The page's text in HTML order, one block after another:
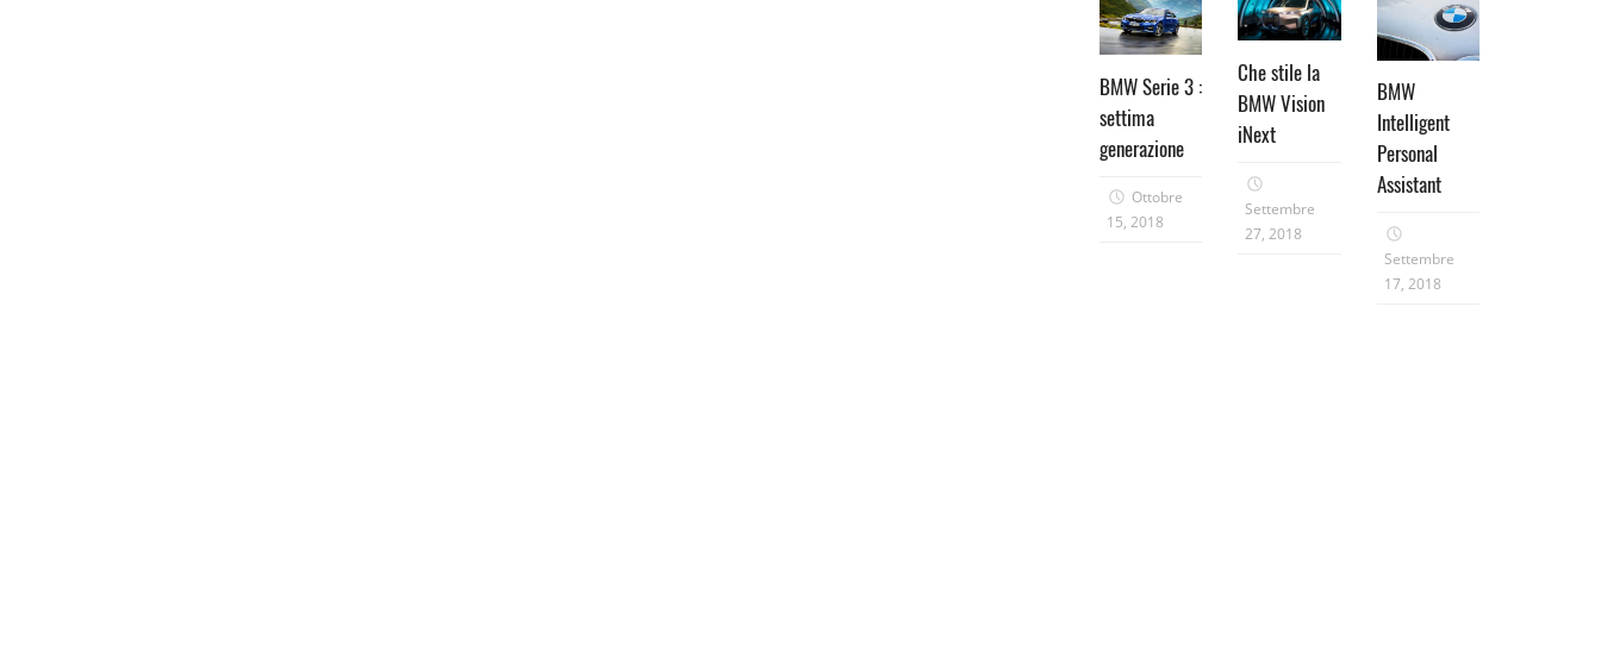
BMW Serie 3 :
settima
generazione
Ottobre
15, 2018
Che stile la
BMW Vision
iNext
Settembre
27, 2018
BMW
Intelligent
Personal
Assistant
Settembre
17, 2018